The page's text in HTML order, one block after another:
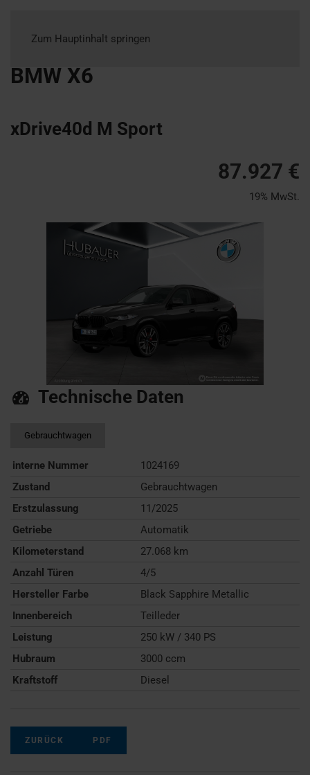
Zum Hauptinhalt springen
BMW X6
xDrive40d M Sport
87.927 €
19% MwSt.
Technische Daten
Gebrauchtwagen
interne Nummer
1024169
Zustand
Gebrauchtwagen
Erstzulassung
11/2025
Getriebe
Automatik
Kilometerstand
27.068 km
Anzahl Türen
4/5
Hersteller Farbe
Black Sapphire Metallic
Innenbereich
Teilleder
Leistung
250 kW / 340 PS
Hubraum
3000 ccm
Kraftstoff
Diesel
ZURÜCK PDF